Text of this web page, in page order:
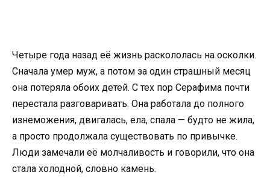
Четыре года назад её жизнь раскололась на осколки.
Сначала умер муж, а потом за один страшный месяц
она потеряла обоих детей. С тех пор Серафима почти
перестала разговаривать. Она работала до полного
изнеможения, двигалась, ела, спала — будто не жила,
а просто продолжала существовать по привычке.
Люди замечали её молчаливость и говорили, что она
стала холодной, словно камень.